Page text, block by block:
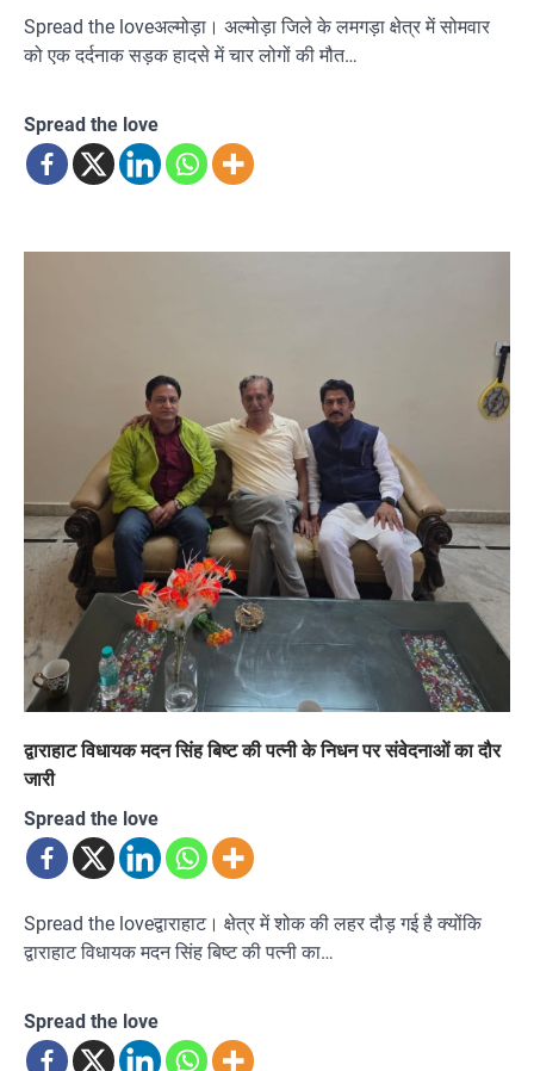
Spread the loveअल्मोड़ा। अल्मोड़ा जिले के लमगड़ा क्षेत्र में सोमवार
को एक दर्दनाक सड़क हादसे में चार लोगों की मौत…
Spread the love
द्वाराहाट विधायक मदन सिंह बिष्ट की पत्नी के निधन पर संवेदनाओं का दौर
जारी
Spread the love
Spread the loveद्वाराहाट। क्षेत्र में शोक की लहर दौड़ गई है क्योंकि
द्वाराहाट विधायक मदन सिंह बिष्ट की पत्नी का…
Spread the love